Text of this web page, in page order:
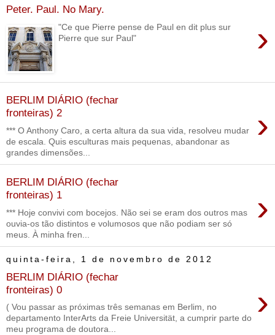
Peter. Paul. No Mary.
›
"Ce que Pierre pense de Paul en dit plus sur
Pierre que sur Paul"
BERLIM DIÁRIO (fechar
fronteiras) 2
›
*** O Anthony Caro, a certa altura da sua vida, resolveu mudar
de escala. Quis esculturas mais pequenas, abandonar as
grandes dimensões...
BERLIM DIÁRIO (fechar
fronteiras) 1
›
*** Hoje convivi com bocejos. Não sei se eram dos outros mas
ouvia-os tão distintos e volumosos que não podiam ser só
meus. À minha fren...
quinta-feira, 1 de novembro de 2012
BERLIM DIÁRIO (fechar
fronteiras) 0
›
( Vou passar as próximas três semanas em Berlim, no
departamento InterArts da Freie Universität, a cumprir parte do
meu programa de doutora...